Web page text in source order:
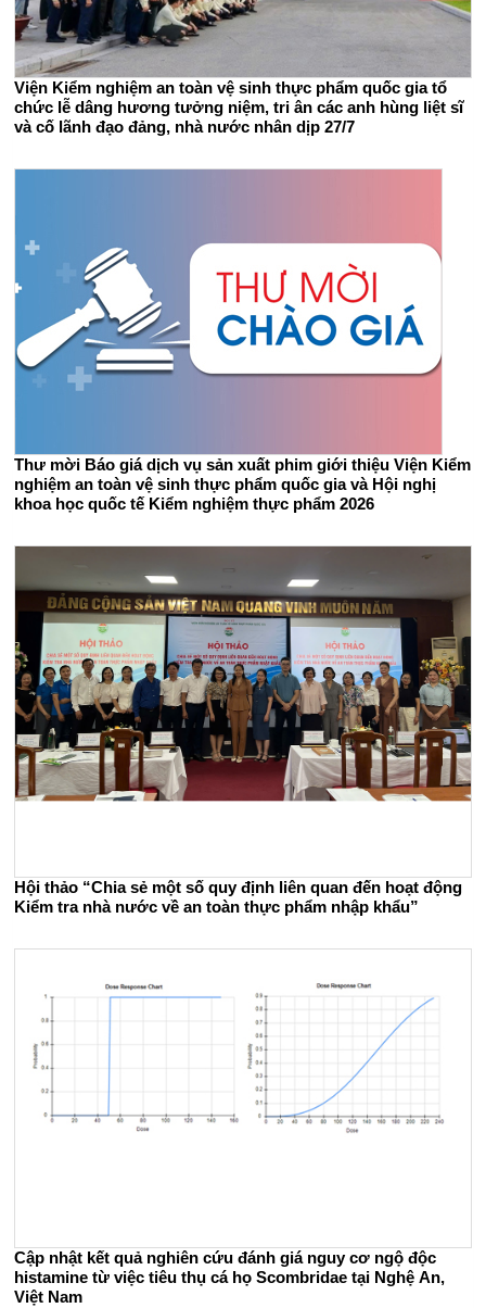
Viện Kiểm nghiệm an toàn vệ sinh thực phẩm quốc gia tổ
chức lễ dâng hương tưởng niệm, tri ân các anh hùng liệt sĩ
và cố lãnh đạo đảng, nhà nước nhân dịp 27/7
Thư mời Báo giá dịch vụ sản xuất phim giới thiệu Viện Kiểm
nghiệm an toàn vệ sinh thực phẩm quốc gia và Hội nghị
khoa học quốc tế Kiểm nghiệm thực phẩm 2026
Hội thảo “Chia sẻ một số quy định liên quan đến hoạt động
Kiểm tra nhà nước về an toàn thực phẩm nhập khẩu”
Cập nhật kết quả nghiên cứu đánh giá nguy cơ ngộ độc
histamine từ việc tiêu thụ cá họ Scombridae tại Nghệ An,
Việt Nam